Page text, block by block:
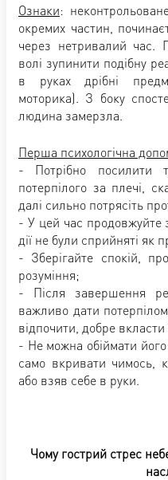
Ознаки:
окремих частин,
через нетривалий час.
волі зупинити подібну
в руках дрібні
моторика). З боку
людина замерзла.
Перша психологічна
- Потрібно посилити
потерпілого за плечі,
далі сильно потрясіть
- У цей час
дії не були сприйняті як
- Зберігайте спокій,
розуміння;
- Після завершення
важливо дати
відпочити, добре
- Не можна обіймати
само вкривати чимось,
або взяв себе в руки.
Чому гострий стрес